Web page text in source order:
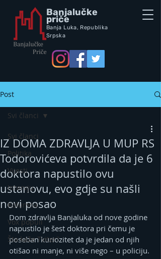
Banjalučke
priče
Banja Luka, Republika
Srpska
Post
Svi članci
Politika
Vijesti
Intervju
Kolumna
Vox populi
Šta kaže Tviter?
Svi članci
IZ DOMA ZDRAVLJA U MUP RS
Todorovićeva potvrdila da je 6
doktora napustilo ovu
ustanovu, evo gdje su našli
novi posao
Dom zdravlja Banjaluka od nove godine
napustilo je šest doktora pri čemu je
poseban kuriozitet da je jedan od njih
otišao ni manje, ni više nego – u policiju.